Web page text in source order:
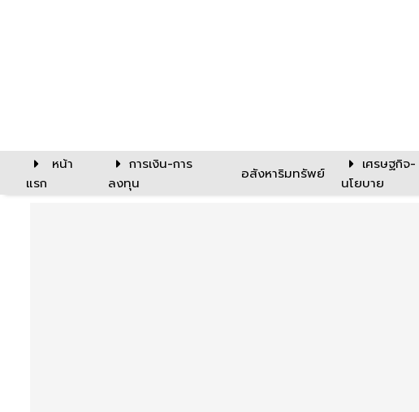
หน้า
แรก
การเงิน-การ
ลงทุน
อสังหาริมทรัพย์
เศรษฐกิจ-
นโยบาย